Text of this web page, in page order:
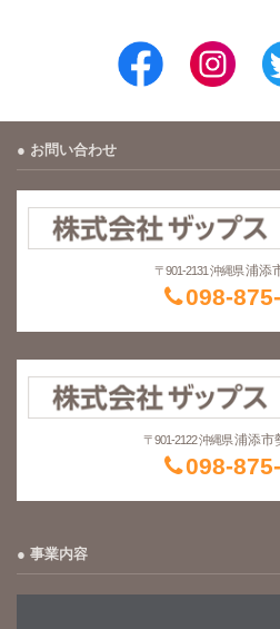
お問い合わせ
〒901-2131 沖縄県 浦添
098-
〒901-2122 沖縄県浦添市
098-
事業内容